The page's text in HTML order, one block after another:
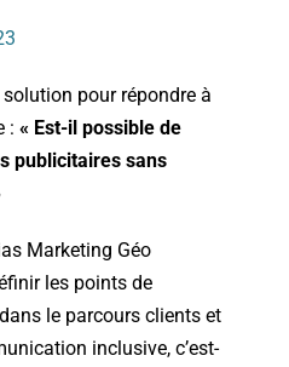
pour répondre à
:« Est-il possible de
publicitaires sans
Marketing Géo
les points de
le parcours clients et
inclusive, c’est-